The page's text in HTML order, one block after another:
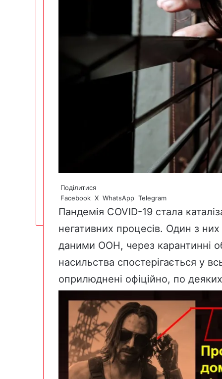
Поділитися
Facebook X WhatsApp Telegram
Пандемія COVID-19 стала
негативних процесів. Один з
даними ООН, через карантинні
насильства спостерігається у
оприлюднені офіційно, по